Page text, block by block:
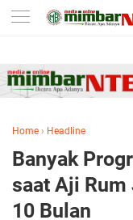
-->
Home › Headline
Banyak
saat Aji Rum
10 Bulan